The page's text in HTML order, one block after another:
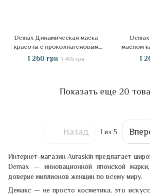
Demax Динамическая маска
красоты с проколлагеновым
комплексом, 200 мл
1 260 грн 1 455 грн
маслом
1
Показать еще 20
Назад 1 из 5
Интернет-магазин Auraskin предлагает
Demax — инновационной японской
доверие миллионов женщин по всему миру.
Демакс — не просто косметика, это